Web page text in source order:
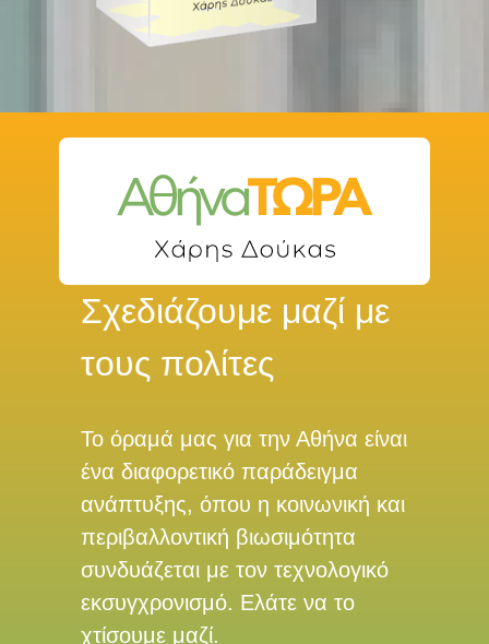
Σχεδιάζουμε μαζί με
τους πολίτες
Το όραμά μας για την Αθήνα είναι
ένα διαφορετικό παράδειγμα
ανάπτυξης, όπου η κοινωνική και
περιβαλλοντική βιωσιμότητα
συνδυάζεται με τον τεχνολογικό
εκσυγχρονισμό. Ελάτε να το
χτίσουμε μαζί.